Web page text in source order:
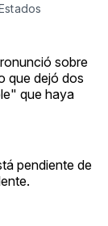
sobre
que dejó dos
que haya
pendiente de